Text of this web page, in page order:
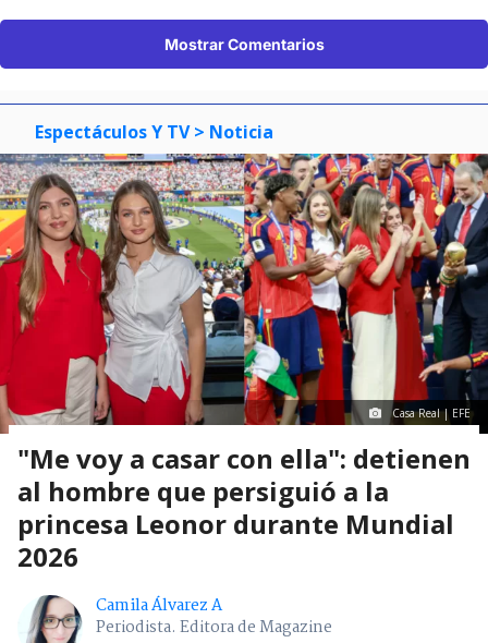
Mostrar Comentarios
Espectáculos Y TV > Noticia
Casa Real | EFE
"Me voy a casar con ella": detienen
al hombre que persiguió a la
princesa Leonor durante Mundial
2026
Camila Álvarez A
Periodista. Editora de Magazine